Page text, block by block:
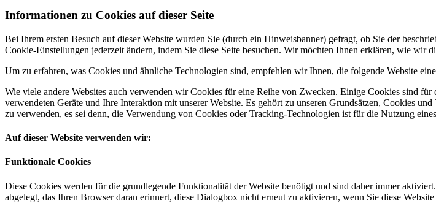
Informationen zu Cookies auf dieser Seite
Bei Ihrem ersten Besuch auf dieser Website wurden Sie (durch ein Hinweisbanner) gefragt, ob Sie der
Cookie-Einstellungen jederzeit ändern, indem Sie diese Seite besuchen. Wir möchten Ihnen erklären, wie wir
Um zu erfahren, was Cookies und ähnliche Technologien sind, empfehlen wir Ihnen, die folgende Website
Wie viele andere Websites auch verwenden wir Cookies für eine Reihe von Zwecken. Einige Cookies sind
verwendeten Geräte und Ihre Interaktion mit unserer Website. Es gehört zu unseren Grundsätzen, Cookies
zu verwenden, es sei denn, die Verwendung von Cookies oder Tracking-Technologien ist für die Nutzung
Auf dieser Website verwenden wir:
Funktionale Cookies
Diese Cookies werden für die grundlegende Funktionalität der Website benötigt und sind daher immer
abgelegt, das Ihren Browser daran erinnert, diese Dialogbox nicht erneut zu aktivieren, wenn Sie diese Website